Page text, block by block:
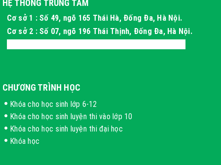
HỆ THỐNG TRUNG TÂM
Cơ sở 1 : Số 49, ngõ 165 Thái Hà, Đống Đa, Hà Nội.
Cơ sở 2 : Số 07, ngõ 196 Thái Thịnh, Đống Đa, Hà Nội.
CHƯƠNG TRÌNH HỌC
Khóa cho học sinh lớp 6-12
Khóa cho học sinh luyện thi vào lớp 10
Khóa cho học sinh luyện thi đại học
Khóa học